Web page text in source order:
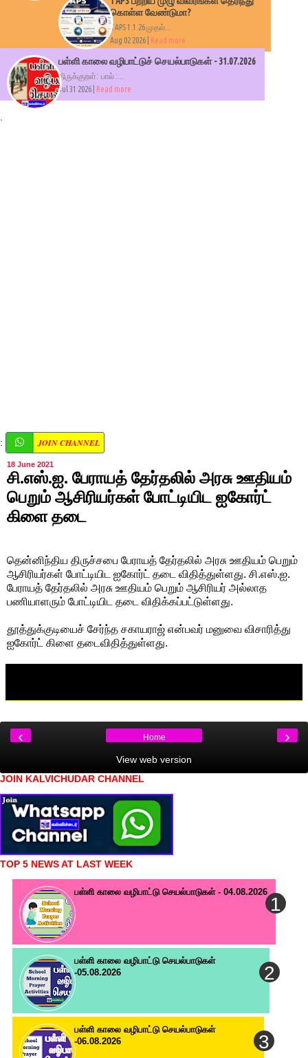
கொள்ள வேண்டுமா?
TAPS 1.1.26 முதல்...
Aug 02 2026 |
Read more
பள்ளி காலை வழிபாட்டுச் செயல்பாடுகள் - 31.07.2026
திருக்குறள்: பால் :...
Jul 31 2026 |
Read more
: JOIN CHANNEL
18 June 2021
சி.எஸ்.ஐ. பேராயத் தேர்தலில் அரசு ஊதியம்
பெறும் ஆசிரியர்கள் போட்டியிட ஐகோர்ட்
கிளை தடை
தென்னிந்திய திருச்சபை பேராயத் தேர்தலில் அரசு ஊதியம் பெறும்
ஆசிரியர்கள் போட்டியிட ஐகோர்ட் தடை விதித்துள்ளது. சி.எஸ்.ஐ.
பேராயத் தேர்தலில் அரசு ஊதியம் பெறும் ஆசிரியர் அல்லாத
பணியாளரும் போட்டியிட தடை விதிக்கப்பட்டுள்ளது.
தூத்துக்குடியைச் சேர்ந்த சகாயராஜ் என்பவர் மனுவை விசாரித்து
ஐகோர்ட் கிளை தடைவிதித்துள்ளது.
‹ ›
Home
View web version
JOIN KALVICHUDAR CHANNEL
TOP 5 NEWS AT LAST WEEK
பள்ளி காலை வழிபாட்டு செயல்பாடுகள் - 04.08.2026
பள்ளி காலை வழிபாட்டு செயல்பாடுகள்
-05.08.2026
பள்ளி காலை வழிபாட்டு செயல்பாடுகள்
-06.08.2026